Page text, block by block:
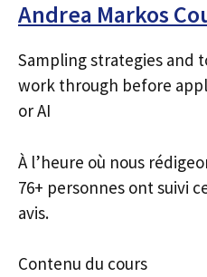
Andrea Markos
Sampling strategies and
work through before
or AI
À l’heure où nous
76+ personnes ont suivi
avis.
Contenu du cours